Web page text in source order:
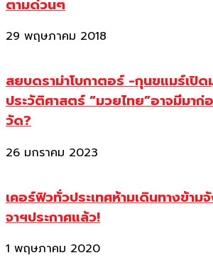
ตามด่วนๆ
29 พฤษภาคม 2018
สยบดราม่าโบกาตอร์ -กุนขแมร์เปิ
ประวัติศาสตร์ “มวยไทย”อาจมีมา
วัด?
26 มกราคม 2023
เคอร์ฟิวทั่วประเทศห้ามเดินทางข้าม
จาฯประกาศแล้ว!
1 พฤษภาคม 2020